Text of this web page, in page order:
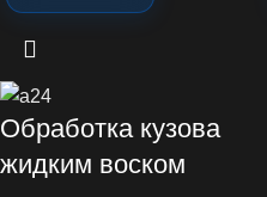
Обработка кузова
жидким воском